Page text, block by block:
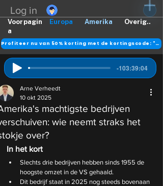
Log in
Europa Amerika Overig..
Voorpagin
a
Profiteer nu van 50% korting met de kortingscode: "DANK"
-103:39:04
machtigste bedrijven
wie neemt straks het
over?
Arne Verheedt
10 okt 2025
In het kort
Slechts drie bedrijven hebben sinds 1955 de
hoogste omzet in de VS gehaald.
Dit bedrijf staat in 2025 nog steeds bovenaan